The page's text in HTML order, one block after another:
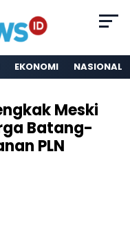
EKONOMI NASIONAL
Meski
Batang-
PLN